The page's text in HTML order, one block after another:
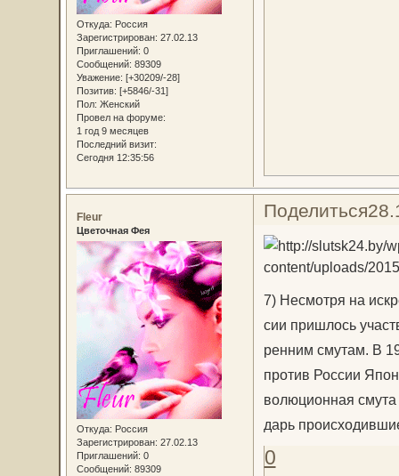
Откуда: Россия
Зарегистрирован: 27.02.13
Приглашений: 0
Сообщений: 89309
Уважение: [+30209/-28]
Позитив: [+5846/-31]
Пол: Женский
Провел на форуме:
1 год 9 месяцев
Последний визит:
Сегодня 12:35:56
Поделиться
Fleur
Цветочная Фея
Откуда: Россия
Зарегистрирован: 27.02.13
Приглашений: 0
Сообщений: 89309
7) Несмот­ря на
сии при­шлось
рен­ним сму­там. В
про­тив Рос­сии
во­лю­ци­он­ная
дарь
0